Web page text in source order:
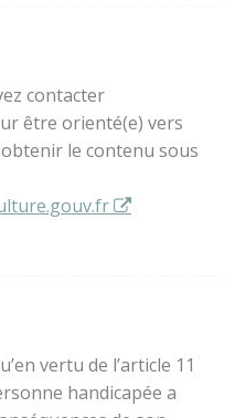
contacter
être orienté(e) vers
le contenu sous
vertu de l’article 11
handicapée a